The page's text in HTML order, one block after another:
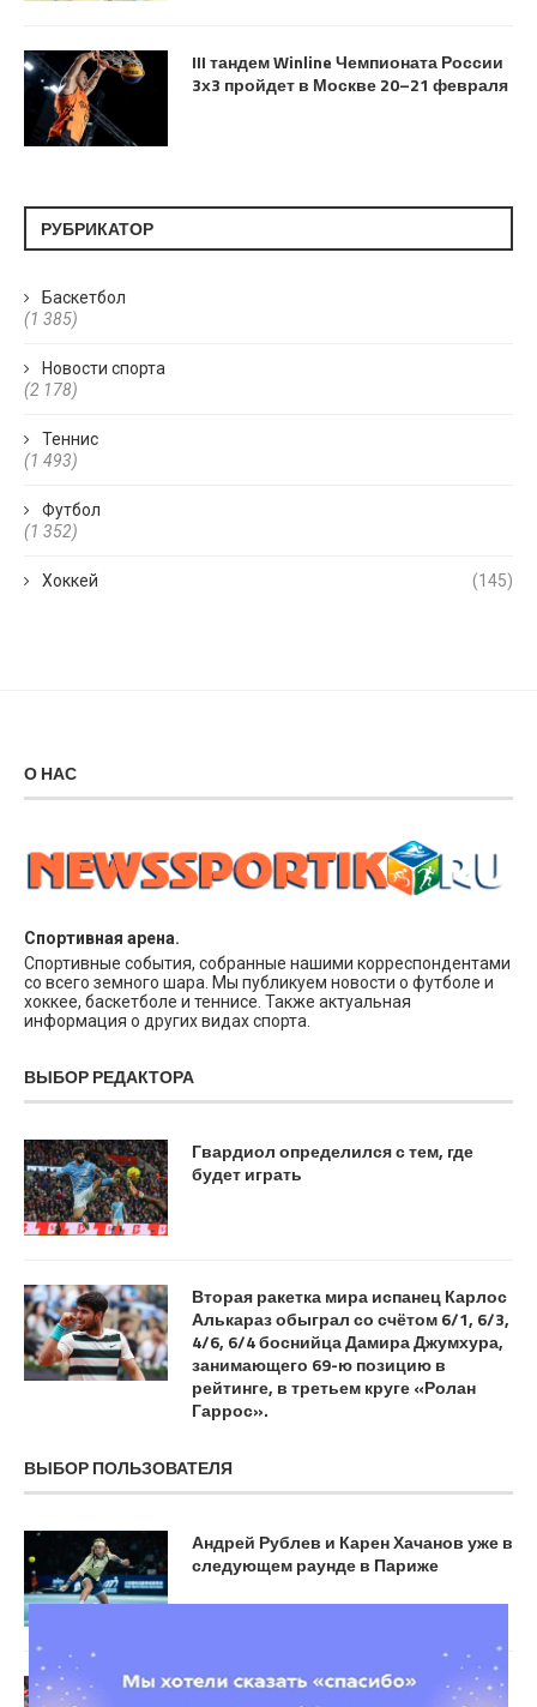
III тандем Winline Чемпионата России
3х3 пройдет в Москве 20–21 февраля
РУБРИКАТОР
Баскетбол
(1 385)
Новости спорта
(2 178)
Теннис
(1 493)
Футбол
(1 352)
Хоккей (145)
О НАС
Спортивная арена.
Спортивные события, собранные нашими корреспондентами
со всего земного шара. Мы публикуем новости о футболе и
хоккее, баскетболе и теннисе. Также актуальная
информация о других видах спорта.
ВЫБОР РЕДАКТОРА
Гвардиол определился с тем, где
будет играть
Вторая ракетка мира испанец Карлос
Алькараз обыграл со счётом 6/1, 6/3,
4/6, 6/4 боснийца Дамира Джумхура,
занимающего 69-ю позицию в
рейтинге, в третьем круге «Ролан
Гаррос».
ВЫБОР ПОЛЬЗОВАТЕЛЯ
Андрей Рублев и Карен Хачанов уже в
следующем раунде в Париже
«ЦСКА и «Краснодар» — главные